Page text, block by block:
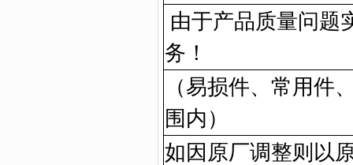
由于产品质量问题
务！
（易损件、常用件
围内）
如因原厂调整则以